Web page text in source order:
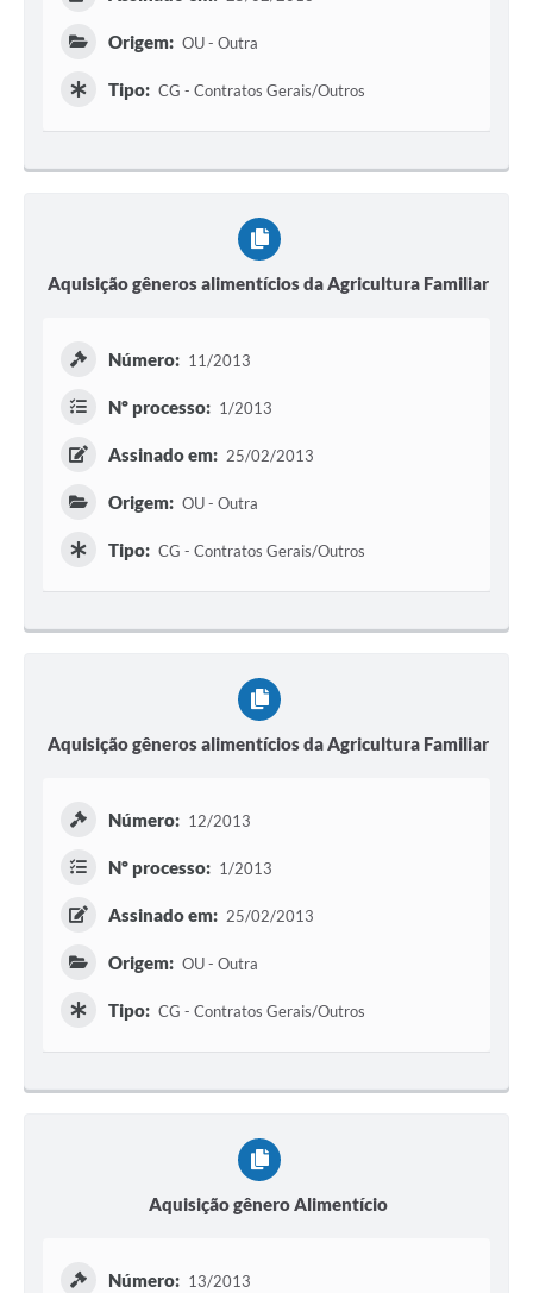
Origem: OU - Outra
Tipo: CG - Contratos Gerais/Outros
Aquisição gêneros alimentícios da Agricultura Familiar
Número: 11/2013
Nº processo: 1/2013
Assinado em: 25/02/2013
Origem: OU - Outra
Tipo: CG - Contratos Gerais/Outros
Aquisição gêneros alimentícios da Agricultura Familiar
Número: 12/2013
Nº processo: 1/2013
Assinado em: 25/02/2013
Origem: OU - Outra
Tipo: CG - Contratos Gerais/Outros
Aquisição gênero Alimentício
Número: 13/2013